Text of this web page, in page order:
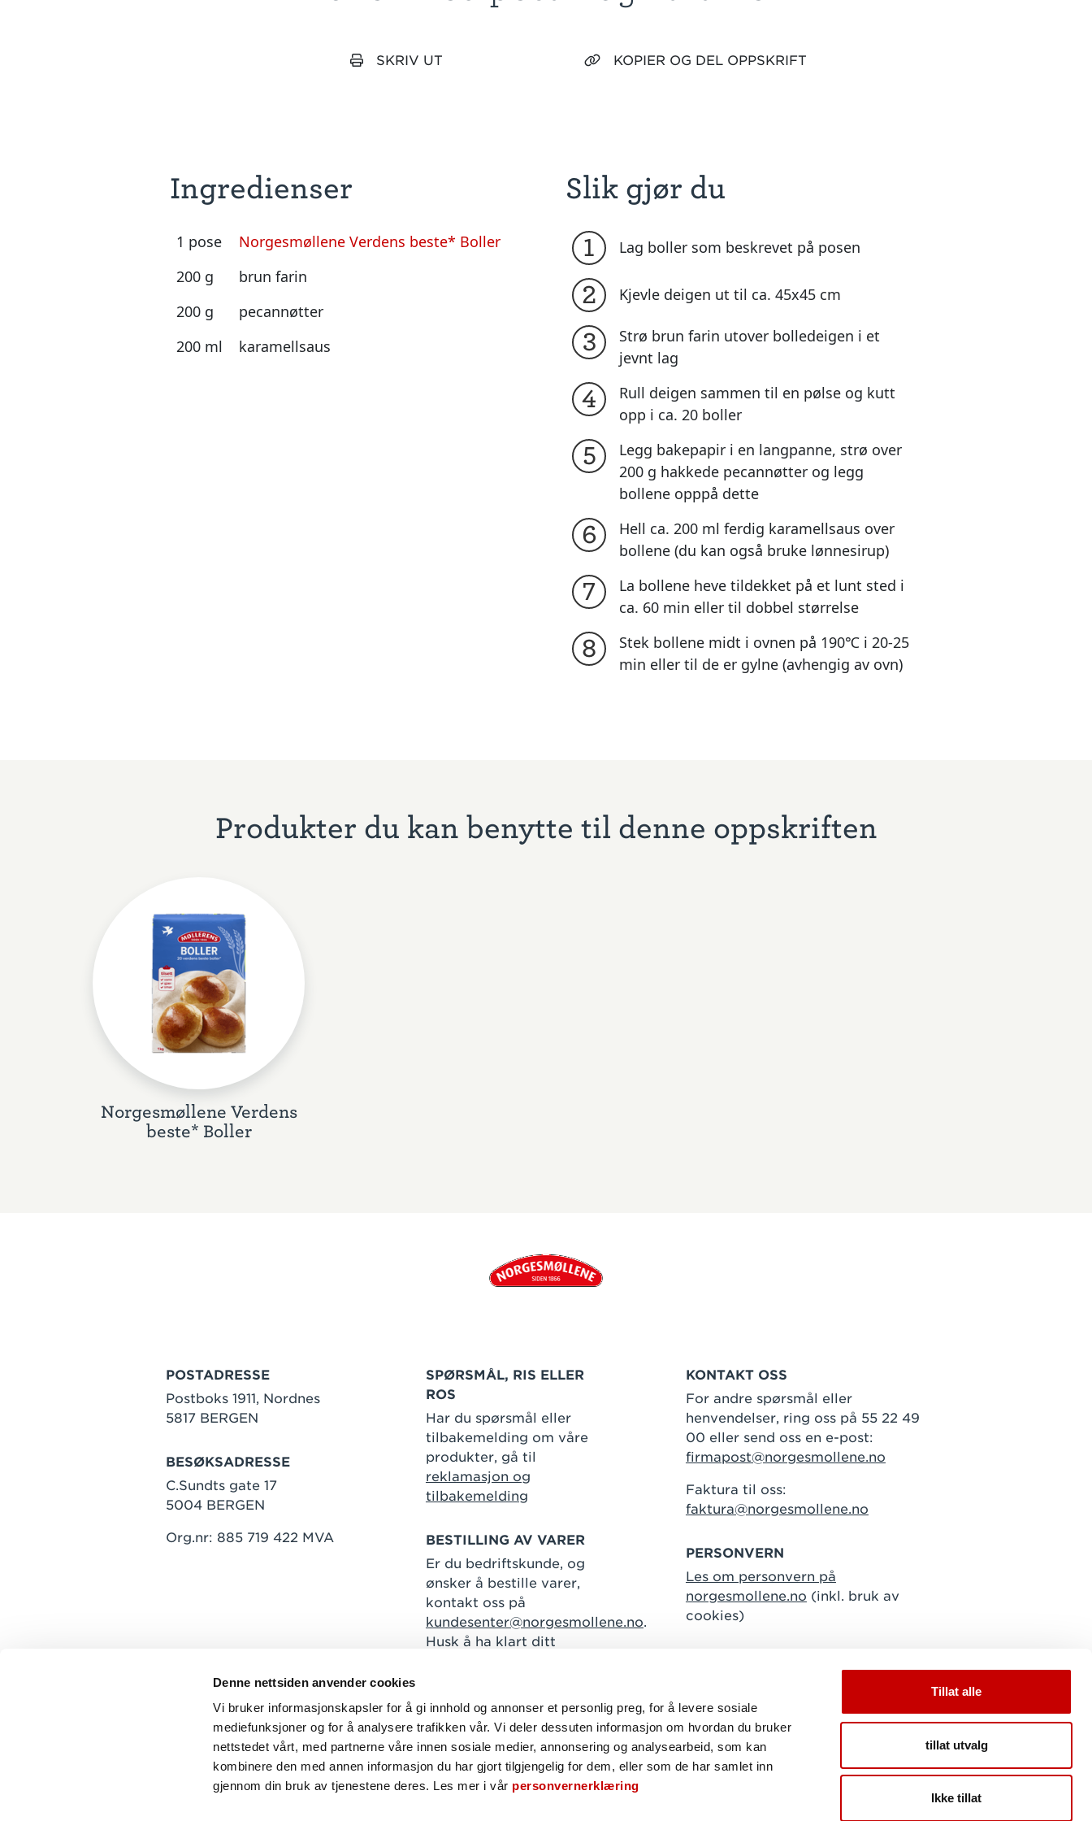
Denne nettsiden anvender cookies
Vi bruker informasjonskapsler for å gi innhold og annonser et personlig preg, for å levere sosiale
mediefunksjoner og for å analysere trafikken vår. Vi deler dessuten informasjon om hvordan du bruker
nettstedet vårt, med partnerne våre innen sosiale medier, annonsering og analysearbeid, som kan
kombinere den med annen informasjon du har gjort tilgjengelig for dem, eller som de har samlet inn
gjennom din bruk av tjenestene deres. Les mer i vår personvernerklæring
Tillat alle
tillat utvalg
Ikke tillat
SKRIV UT KOPIER OG DEL OPPSKRIFT
Ingredienser
1 pose
Norgesmøllene Verdens beste* Boller
200 g
brun farin
200 g
pecannøtter
200 ml
karamellsaus
Slik gjør du
1 Lag boller som beskrevet på posen
2 Kjevle deigen ut til ca. 45x45 cm
3
Strø brun farin utover bolledeigen i et
jevnt lag
4
Rull deigen sammen til en pølse og kutt
opp i ca. 20 boller
5
Legg bakepapir i en langpanne, strø over
200 g hakkede pecannøtter og legg
bollene opppå dette
6
Hell ca. 200 ml ferdig karamellsaus over
bollene (du kan også bruke lønnesirup)
7
La bollene heve tildekket på et lunt sted i
ca. 60 min eller til dobbel størrelse
8
Stek bollene midt i ovnen på 190℃ i 20-25
min eller til de er gylne (avhengig av ovn)
Produkter du kan benytte til denne oppskriften
Norgesmøllene Verdens
beste* Boller
POSTADRESSE
Postboks 1911, Nordnes
5817 BERGEN
BESØKSADRESSE
C.Sundts gate 17
5004 BERGEN
Org.nr: 885 719 422 MVA
SPØRSMÅL, RIS ELLER
ROS
Har du spørsmål eller
tilbakemelding om våre
produkter, gå til
reklamasjon og
tilbakemelding
BESTILLING AV VARER
Er du bedriftskunde, og
ønsker å bestille varer,
kontakt oss på
kundesenter@norgesmollene.no.
Husk å ha klart ditt
KONTAKT OSS
For andre spørsmål eller
henvendelser, ring oss på 55 22 49
00 eller send oss en e-post:
firmapost@norgesmollene.no
Faktura til oss:
faktura@norgesmollene.no
PERSONVERN
Les om personvern på
norgesmollene.no (inkl. bruk av
cookies)
Følg oss
FacebookInstagramLinkedin